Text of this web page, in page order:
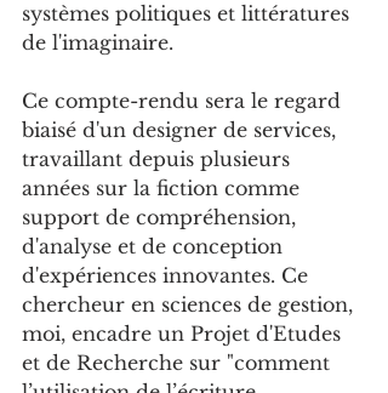
systèmes politiques et littératures
de l'imaginaire.
Ce compte-rendu sera le regard
biaisé d'un designer de services,
travaillant depuis plusieurs
années sur la fiction comme
support de compréhension,
d'analyse et de conception
d'expériences innovantes. Ce
chercheur en sciences de gestion,
moi, encadre un Projet d'Etudes
et de Recherche sur "comment